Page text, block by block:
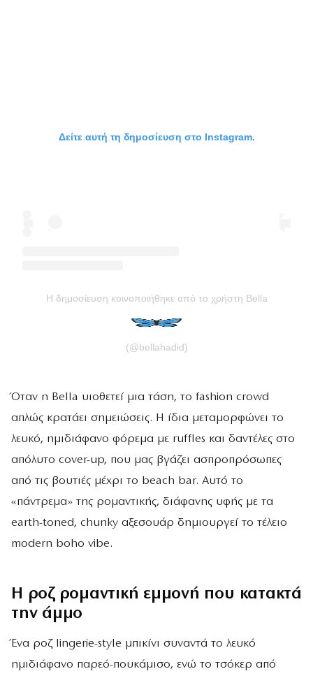
Δείτε αυτή τη δημοσίευση στο Instagram.
Η δημοσίευση κοινοποιήθηκε από το χρήστη Bella
(@bellahadid)
Όταν η Bella υιοθετεί μια τάση, το fashion crowd
απλώς κρατάει σημειώσεις. Η ίδια μεταμορφώνει το
λευκό, ημιδιάφανο φόρεμα με ruffles και δαντέλες στο
απόλυτο cover-up, που μας βγάζει ασπροπρόσωπες
από τις βουτιές μέχρι το beach bar. Αυτό το
«πάντρεμα» της ρομαντικής, διάφανης υφής με τα
earth-toned, chunky αξεσουάρ δημιουργεί το τέλειο
modern boho vibe.
Η ροζ ρομαντική εμμονή που κατακτά
την άμμο
Ένα ροζ lingerie-style μπικίνι συναντά το λευκό
ημιδιάφανο παρεό-πουκάμισο, ενώ το τσόκερ από